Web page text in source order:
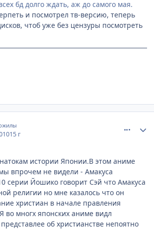
бд долго ждать, аж до самого мая.
и посмотрел тв-версию, теперь
чтоб уже без цензуры посмотреть
15 г
истории Японии.В этом аниме
мы впрочем не видели - Амакуса
серии Йошико говорит Сэй что Амакуса
религии но мне казалось что он
христиан в начале правления
Я во многх японских аниме видл
об христианстве непоятно